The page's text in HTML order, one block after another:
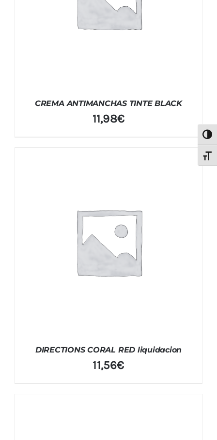
CREMA ANTIMANCHAS TINTE BLACK
11,98€
DIRECTIONS CORAL RED liquidacion
11,56€